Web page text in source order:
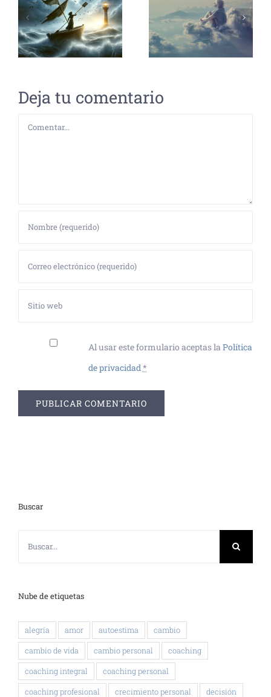
Deja tu comentario
Comentar
Al usar este formulario aceptas la Política
de privacidad*
Buscar
Nube de etiquetas
alegría amor autoestima cambio
cambio de vida cambio personal coaching
coaching integral coaching personal
coaching profesional crecimiento personal decisión